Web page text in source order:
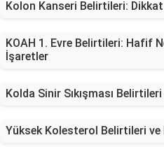
Kolon Kanseri Belirtileri:
KOAH 1. Evre Belirtileri: Hafif
İşaretler
Kolda Sinir Sıkışması
Yüksek Kolesterol Belirtileri ve